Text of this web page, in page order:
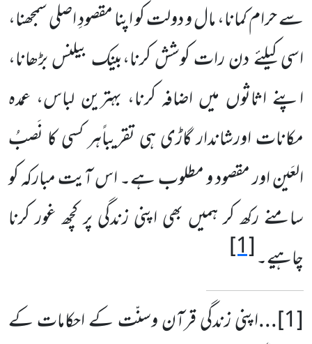
سے حرام کمانا، مال و دولت کو اپنا مقصودِ اصلی سمجھنا،
اسی کیلئے دن رات کوشش کرنا،بینک بیلنس بڑھانا،
اپنے اثاثوں میں اضافہ کرنا، بہترین لباس، عمدہ
مکانات اورشاندار گاڑی ہی تقریباًہر کسی کا نَصبُ
العَین اور مقصود و مطلوب ہے۔ اس آیت مبارکہ کو
سامنے رکھ کر ہمیں بھی اپنی زندگی پر کچھ غور کرنا
چاہیے۔[1]
...[1]اپنی زندگی قرآن وسنّت کے احکامات کے